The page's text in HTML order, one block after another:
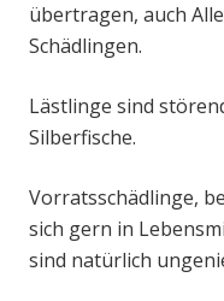
übertragen, auch
Schädlingen.
Lästlinge sind
Silberfische.
Vorratsschädlinge,
sich gern in
sind natürlich